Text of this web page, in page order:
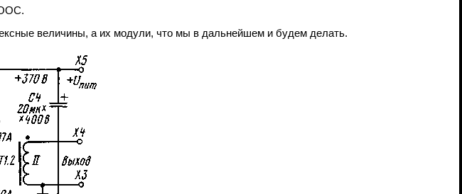
ООС.
величины, а их модули, что мы в дальнейшем и будем делать.